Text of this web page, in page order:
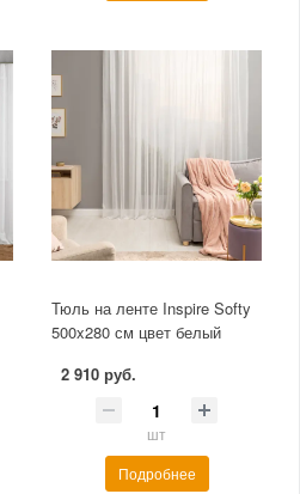
Тюль на ленте Inspire Softy
500x280 см цвет белый
2 910 руб.
шт
Подробнее